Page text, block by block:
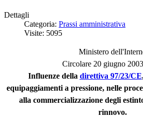
Dettagli
Categoria: Prassi amministrativa
Visite: 5095
Ministero
Circolare 20 giugno
Influenze della direttiva 97/23/CE
equipaggiamenti a pressione, nelle
alla commercializzazione degli
rinnovo.